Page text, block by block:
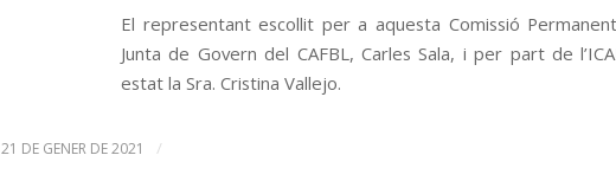
El representant escollit per a aquesta Comissió
Junta de Govern del CAFBL, Carles Sala, i per part de
estat la Sra. Cristina Vallejo.
21 DE GENER DE 2021 /